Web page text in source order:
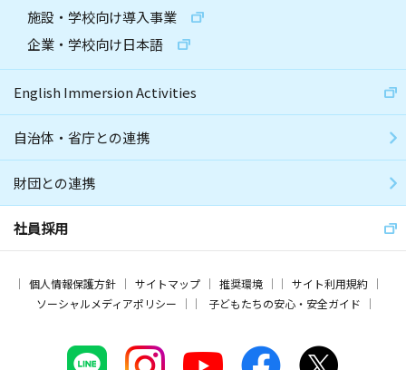
施設・学校向け導入事業
企業・学校向け日本語
English Immersion Activities
自治体・省庁との連携
財団との連携
社員採用
個人情報保護方針 サイトマップ 推奨環境
サイト利用規約
ソーシャルメディアポリシー
子どもたちの安心・安全ガイド